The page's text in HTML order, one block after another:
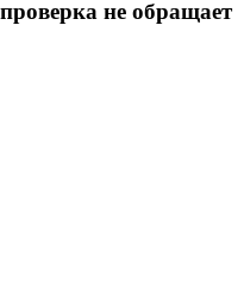
не обращает